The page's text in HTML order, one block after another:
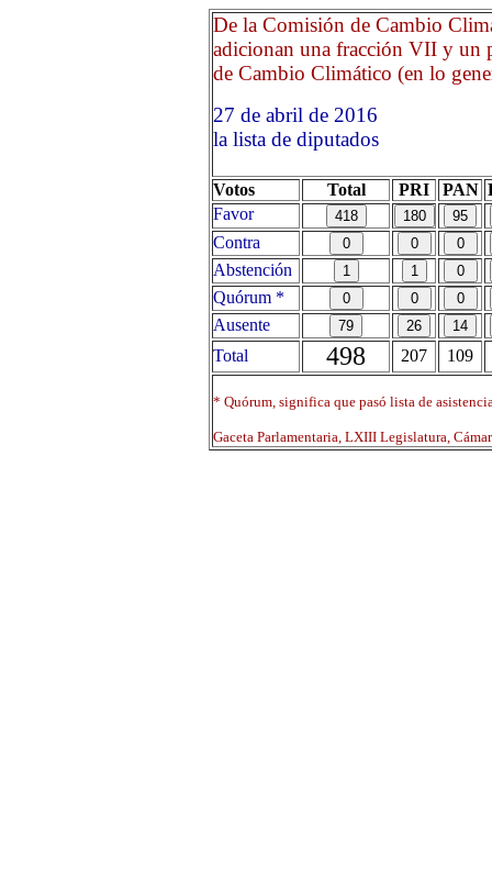
De la Comisión de Cambio
adicionan una fracción VII y un
de Cambio Climático (en lo
27 de abril de 2016
la lista de diputados
Votos Total PRI PAN
Favor
Contra
Abstención
Quórum *
Ausente
Total
498 207 109
* Quórum, significa que pasó lista de
Gaceta Parlamentaria, LXIII Legislatura,